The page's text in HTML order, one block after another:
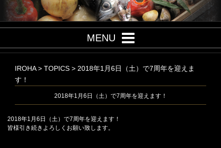
MENU
IROHA> TOPICS > 2018年1月6日（土）で7周年を迎えま
す！
2018年1月6日（土）で7周年を迎えます！
2018年1月6日（土）で7周年を迎えます！
皆様引き続きよろしくお願い致します。